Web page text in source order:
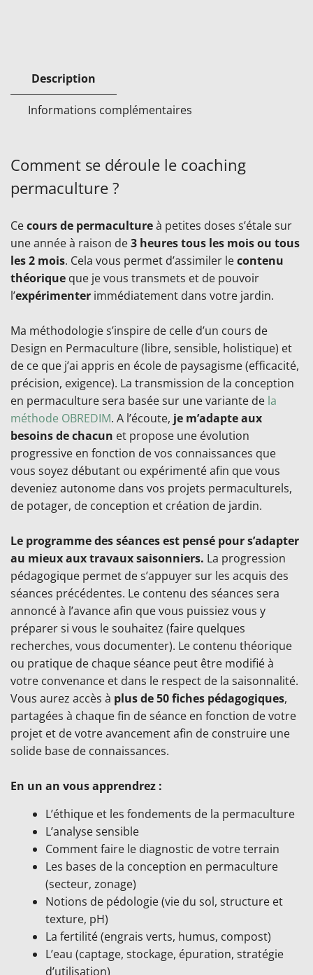
Description
Informations complémentaires
Comment se déroule le coaching
permaculture ?
Cecours de permacultureà petites doses s’étale sur
une année à raison de3 heures tous les mois ou tous
les 2 mois. Cela vous permet d’assimiler lecontenu
théorique que je vous transmets et de pouvoir
l’expérimenter immédiatement dans votre jardin.
Ma méthodologie s’inspire de celle d’un cours de
Design en Permaculture (libre, sensible, holistique) et
de ce que j’ai appris en école de paysagisme (efficacité,
précision, exigence). La transmission de la conception
en permaculture sera basée sur une variante de la
méthode OBREDIM. A l’écoute, je m’adapte aux
besoins de chacun et propose une évolution
progressive en fonction de vos connaissances que
vous soyez débutant ou expérimenté afin que vous
deveniez autonome dans vos projets permaculturels,
de potager, de conception et création de jardin.
Le programme des séances est pensé pour s’adapter
au mieux aux travaux saisonniers. La progression
pédagogique permet de s’appuyer sur les acquis des
séances précédentes. Le contenu des séances sera
annoncé à l’avance afin que vous puissiez vous y
préparer si vous le souhaitez (faire quelques
recherches, vous documenter). Le contenu théorique
ou pratique de chaque séance peut être modifié à
votre convenance et dans le respect de la saisonnalité.
Vous aurez accès à plus de 50 fiches pédagogiques,
partagées à chaque fin de séance en fonction de votre
projet et de votre avancement afin de construire une
solide base de connaissances.
En un an vous apprendrez :
L’éthique et les fondements de la permaculture
L’analyse sensible
Comment faire le diagnostic de votre terrain
Les bases de la conception en permaculture
(secteur, zonage)
Notions de pédologie (vie du sol, structure et
texture, pH)
La fertilité (engrais verts, humus, compost)
L’eau (captage, stockage, épuration, stratégie
d’utilisation)